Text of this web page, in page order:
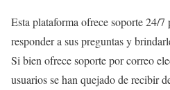
Esta plataforma ofrece soporte 24/7
responder a sus preguntas y
Si bien ofrece soporte por correo
usuarios se han quejado de recibir